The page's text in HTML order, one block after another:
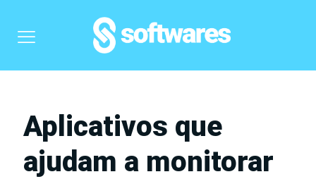
Aplicativos que
ajudam a monitorar